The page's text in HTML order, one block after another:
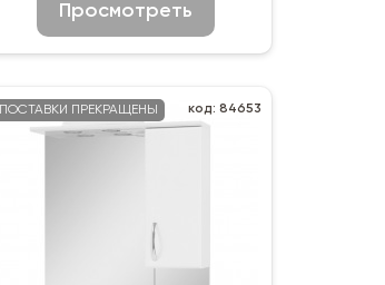
Просмотреть
ПОСТАВКИ ПРЕКРАЩЕНЫ код: 84653